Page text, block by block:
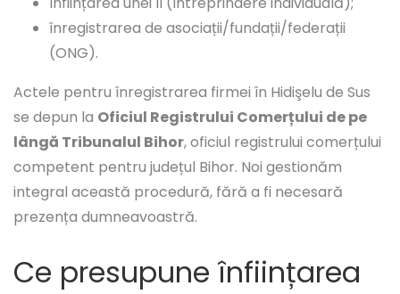
înregistrarea de asociații/fundații/federații
(ONG).
Actele pentru înregistrarea firmei în Hidişelu de Sus
se depun la Oficiul Registrului Comerțului de pe
lângă Tribunalul Bihor, oficiul registrului comerțului
competent pentru județul Bihor. Noi gestionăm
integral această procedură, fără a fi necesară
prezența dumneavoastră.
Ce presupune înființarea